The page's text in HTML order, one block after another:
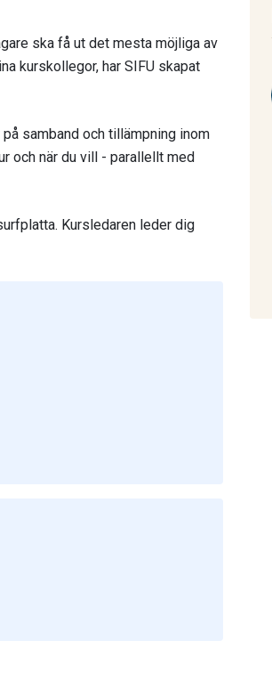
ska få ut det mesta möjliga av
kurskollegor, har SIFU skapat
samband och tillämpning inom
och när du vill - parallellt med
Kursledaren leder dig